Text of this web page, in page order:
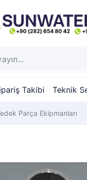
Takibi Teknik
Parça Ekipmanları